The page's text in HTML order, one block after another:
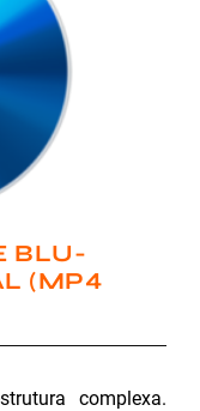
BLU-
(MP4
complexa.